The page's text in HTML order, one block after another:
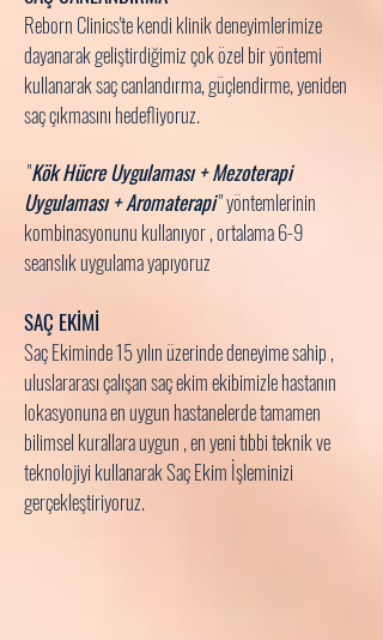
Reborn Clinics'te kendi klinik deneyimlerimize
dayanarak geliştirdiğimiz çok özel bir yöntemi
kullanarak saç canlandırma, güçlendirme, yeniden
saç çıkmasını hedefliyoruz.
"Kök Hücre Uygulaması + Mezoterapi
Uygulaması + Aromaterapi" yöntemlerinin
kombinasyonunu kullanıyor , ortalama 6-9
seanslık uygulama yapıyoruz
SAÇ EKİMİ
Saç Ekiminde 15 yılın üzerinde deneyime sahip ,
uluslararası çalışan saç ekim ekibimizle hastanın
lokasyonuna en uygun hastanelerde tamamen
bilimsel kurallara uygun , en yeni tıbbi teknik ve
teknolojiyi kullanarak Saç Ekim İşleminizi
gerçekleştiriyoruz.